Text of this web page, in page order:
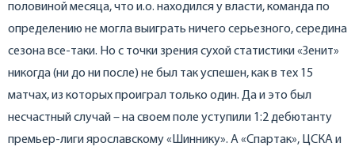
половиной месяца, что и.о. находился у власти, команда по
определению не могла выиграть ничего серьезного, середина
сезона все-таки. Но с точки зрения сухой статистики «Зенит»
никогда (ни до ни после) не был так успешен, как в тех 15
матчах, из которых проиграл только один. Да и это был
несчастный случай – на своем поле уступили 1:2 дебютанту
премьер-лиги ярославскому «Шиннику». А «Спартак», ЦСКА и